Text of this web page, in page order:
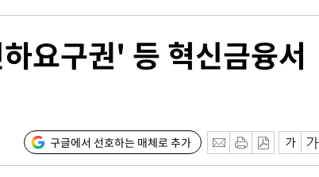
요구권' 등 혁신금융서
구글에서 선호하는 매체로 추가